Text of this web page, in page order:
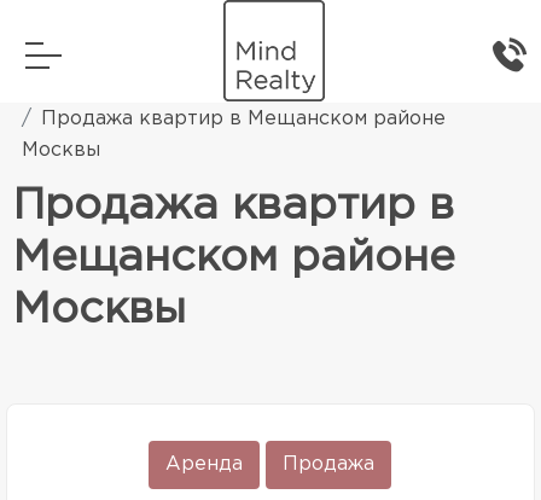
Элитная жилая недвижимость
Продажа квартир в Мещанском районе
Москвы
Продажа квартир в
Мещанском районе
Москвы
Аренда Продажа